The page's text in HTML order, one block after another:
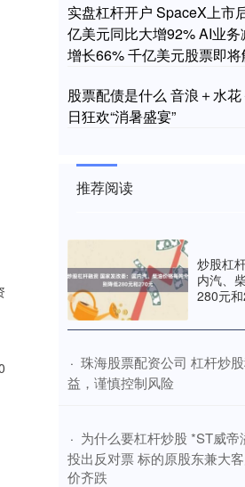
实盘杠杆开户 SpaceX上市
亿美元同比大增92% AI业
增长66% 千亿美元股票即将
股票配债是什么 音浪＋水
日狂欢“消暑盛宴”
推荐阅读
炒股杠
内汽、
280元
· 珠海股票配资公司 杠杆炒
益，谨慎控制风险
· 为什么要杠杆炒股 *ST威
投出反对票 标的原股东兼大
价齐跌